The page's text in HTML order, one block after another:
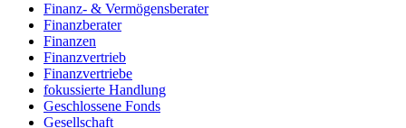
Finanz- & Vermögensberater
Finanzberater
Finanzen
Finanzvertrieb
Finanzvertriebe
fokussierte Handlung
Geschlossene Fonds
Gesellschaft